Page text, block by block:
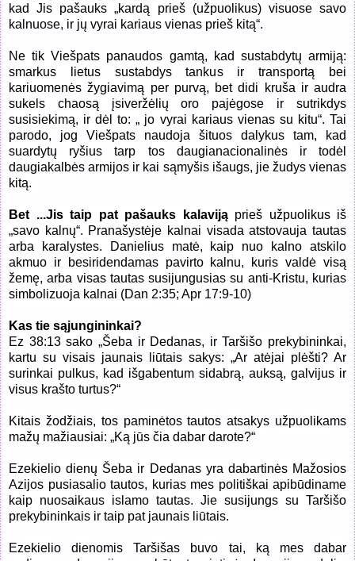
kad Jis pašauks „kardą prieš (užpuolikus) visuose savo
kalnuose, ir jų vyrai kariaus vienas prieš kitą“.
Ne tik Viešpats panaudos gamtą, kad sustabdytų armiją:
smarkus lietus sustabdys tankus ir transportą bei
kariuomenės žygiavimą per purvą, bet didi kruša ir audra
sukels chaosą įsiveržėlių oro pajėgose ir sutrikdys
susisiekimą, ir dėl to: „ jo vyrai kariaus vienas su kitu“. Tai
parodo, jog Viešpats naudoja šituos dalykus tam, kad
suardytų ryšius tarp tos daugianacionalinės ir todėl
daugiakalbės armijos ir kai sąmyšis išaugs, jie žudys vienas
kitą.
Bet ...Jis taip pat pašauks kalaviją prieš užpuolikus iš
„savo kalnų“. Pranašystėje kalnai visada atstovauja tautas
arba karalystes. Danielius matė, kaip nuo kalno atskilo
akmuo ir besiridendamas pavirto kalnu, kuris valdė visą
žemę, arba visas tautas susijungusias su anti-Kristu, kurias
simbolizuoja kalnai (Dan 2:35; Apr 17:9-10)
Kas tie sąjungininkai?
Ez 38:13 sako „Šeba ir Dedanas, ir Taršišo prekybininkai,
kartu su visais jaunais liūtais sakys: „Ar atėjai plėšti? Ar
surinkai pulkus, kad išgabentum sidabrą, auksą, galvijus ir
visus krašto turtus?“
Kitais žodžiais, tos paminėtos tautos atsakys užpuolikams
mažų mažiausiai: „Ką jūs čia dabar darote?“
Ezekielio dienų Šeba ir Dedanas yra dabartinės Mažosios
Azijos pusiasalio tautos, kurias mes politiškai apibūdiname
kaip nuosaikaus islamo tautas. Jie susijungs su Taršišo
prekybininkais ir taip pat jaunais liūtais.
Ezekielio dienomis Taršišas buvo tai, ką mes dabar